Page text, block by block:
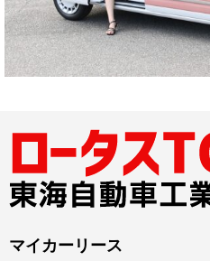
マイカーリース